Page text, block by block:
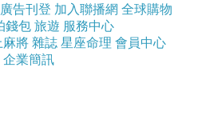
廣告刊登 加入聯播網 全球購物
錢包 旅遊 服務中心
麻將 雜誌 星座命理 會員中心
企業簡訊